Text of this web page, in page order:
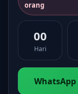
orang
00
Hari
WhatsApp